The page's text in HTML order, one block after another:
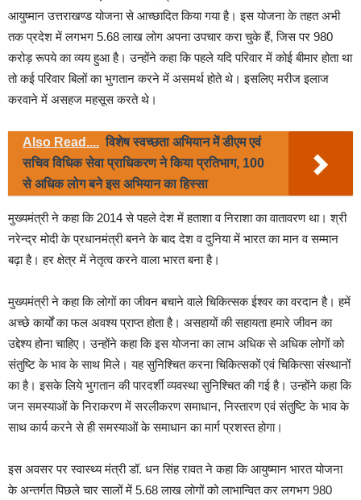
आयुष्मान उत्तराखण्ड योजना से आच्छादित किया गया है। इस योजना के तहत अभी
तक प्रदेश में लगभग 5.68 लाख लोग अपना उपचार करा चुके हैं, जिस पर 980
करोड़ रूपये का व्यय हुआ है। उन्होंने कहा कि पहले यदि परिवार में कोई बीमार होता था
तो कई परिवार बिलों का भुगतान करने में असमर्थ होते थे। इसलिए मरीज इलाज
करवाने में असहज महसूस करते थे।
Also Read.... विशेष स्वच्छता अभियान में डीएम एवं
सचिव विधिक सेवा प्राधिकरण ने किया प्रतिभाग, 100
से अधिक लोग बने इस अभियान का हिस्सा
मुख्यमंत्री ने कहा कि 2014 से पहले देश में हताशा व निराशा का वातावरण था। श्री
नरेन्द्र मोदी के प्रधानमंत्री बनने के बाद देश व दुनिया में भारत का मान व सम्मान
बढ़ा है। हर क्षेत्र में नेतृत्व करने वाला भारत बना है।
मुख्यमंत्री ने कहा कि लोगों का जीवन बचाने वाले चिकित्सक ईश्वर का वरदान है। हमें
अच्छे कार्यों का फल अवश्य प्राप्त होता है। असहायों की सहायता हमारे जीवन का
उद्देश्य होना चाहिए। उन्होंने कहा कि इस योजना का लाभ अधिक से अधिक लोगों को
संतुष्टि के भाव के साथ मिले। यह सुनिश्चित करना चिकित्सकों एवं चिकित्सा संस्थानों
का है। इसके लिये भुगतान की पारदर्शी व्यवस्था सुनिश्चित की गई है। उन्होंने कहा कि
जन समस्याओं के निराकरण में सरलीकरण समाधान, निस्तारण एवं संतुष्टि के भाव के
साथ कार्य करने से ही समस्याओं के समाधान का मार्ग प्रशस्त होगा।
इस अवसर पर स्वास्थ्य मंत्री डॉ. धन सिंह रावत ने कहा कि आयुष्मान भारत योजना
के अन्तर्गत पिछले चार सालों में 5.68 लाख लोगों को लाभान्वित कर लगभग 980